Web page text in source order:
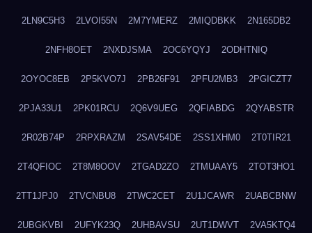
2LN9C5H3 2LVOI55N 2M7YMERZ 2MIQDBKK 2N165DB2
2NFH8OET 2NXDJSMA 2OC6YQYJ 2ODHTNIQ
2OYOC8EB 2P5KVO7J 2PB26F91 2PFU2MB3 2PGICZT7
2PJA33U1 2PK01RCU 2Q6V9UEG 2QFIABDG 2QYABSTR
2R02B74P 2RPXRAZM 2SAV54DE 2SS1XHM0 2T0TIR21
2T4QFIOC 2T8M8OOV 2TGAD2ZO 2TMUAAY5 2TOT3HO1
2TT1JPJ0 2TVCNBU8 2TWC2CET 2U1JCAWR 2UABCBNW
2UBGKVBI 2UFYK23Q 2UHBAVSU 2UT1DWVT 2VA5KTQ4